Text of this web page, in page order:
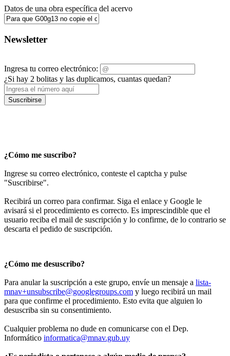
Datos de una obra específica del acervo
Newsletter
Ingresa tu correo electrónico:
¿Si hay 2 bolitas y las duplicamos, cuantas quedan?
Suscribirse
¿Cómo me suscribo?
Ingrese su correo electrónico, conteste el captcha y pulse
"Suscribirse".
Recibirá un correo para confirmar. Siga el enlace y Google le
avisará si el procedimiento es correcto. Es imprescindible que el
usuario reciba el mail de suscripción y lo confirme, de lo contrario se
descarta el pedido de suscripción.
¿Cómo me desuscribo?
Para anular la suscripción a este grupo, envíe un mensaje a lista-
mnav+unsubscribe@googlegroups.com y luego recibirá un mail
para que confirme el procedimiento. Esto evita que alguien lo
desuscriba sin su consentimiento.
Cualquier problema no dude en comunicarse con el Dep.
Informático informatica@mnav.gub.uy